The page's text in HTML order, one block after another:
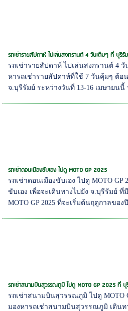
รถเช่ารายสัปดาห์ ไปเล่นสงกรานต์ 4 วันเต็มๆ ที่ บุรีรั
รถเช่ารายสัปดาห์ ไปเล่นสงกรานต์ 4
หารถเช่ารายสัปดาห์ที่ใช้ 7 วันคุ้มๆ ต้อ
จ.บุรีรัมย์ ระหว่างวันที่ 13-16 เมษายนนี้
รถเช่าดอนเมืองขับเอง ไปดู MOTO GP 2025
รถเช่าดอนเมืองขับเอง ไปดู MOTO GP
ขับเอง เพื่อจะเดินทางไปยัง จ.บุรีรัมย์
MOTO GP 2025 ที่จะเริ่มต้นฤดูกาลขอ
รถเช่าสนามบินสุวรรณภูมิ ไปดู MOTO GP 2025 ที่ บุ
รถเช่าสนามบินสุวรรณภูมิ ไปดู MOTO
มองหารถเช่าสนามบินสุวรรณภูมิ เดินท